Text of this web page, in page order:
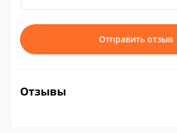
Отправить отзыв
Отзывы